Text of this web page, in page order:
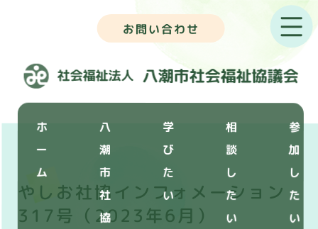
お問い合わせ
ホ
ー
ム
八
潮
市
社
協
学
び
た
い
相
談
し
た
い
参
加
し
た
い
やしお社協インフォメーション
317号（2023年6月）